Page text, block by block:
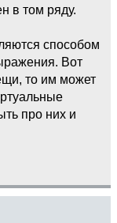
в том ряду.
способом
Вот
то им может
про них и